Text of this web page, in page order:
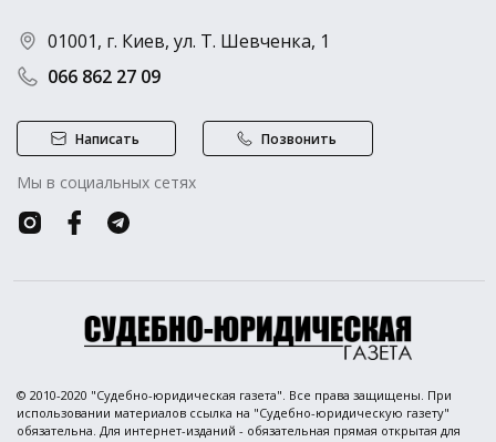
066 862 27 09
01001, г. Киев, ул. Т. Шевченка, 1
Написать Позвонить
Мы в социальных сетях
© 2010-2020 "Судебно-юридическая газета". Все права защищены. При
использовании материалов ссылка на "Судебно-юридическую газету"
обязательна. Для интернет-изданий - обязательная прямая открытая для